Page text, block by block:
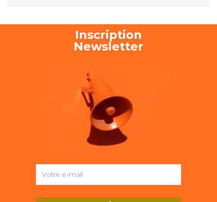
Inscription
Newsletter